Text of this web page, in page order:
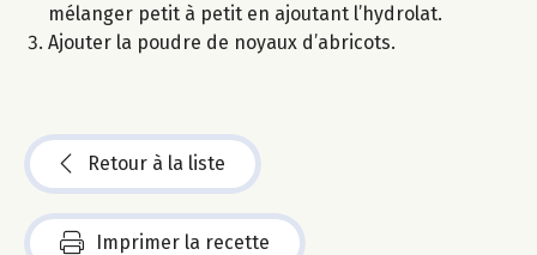
mélanger petit à petit en ajoutant l’hydrolat.
Ajouter la poudre de noyaux d’abricots.
Retour à la liste
Imprimer la recette